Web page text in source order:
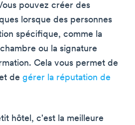
pouvez créer des
lorsque des personnes
spécifique, comme la
ou la signature
Cela vous permet de
de gérer la réputation de
hôtel, c'est la meilleure